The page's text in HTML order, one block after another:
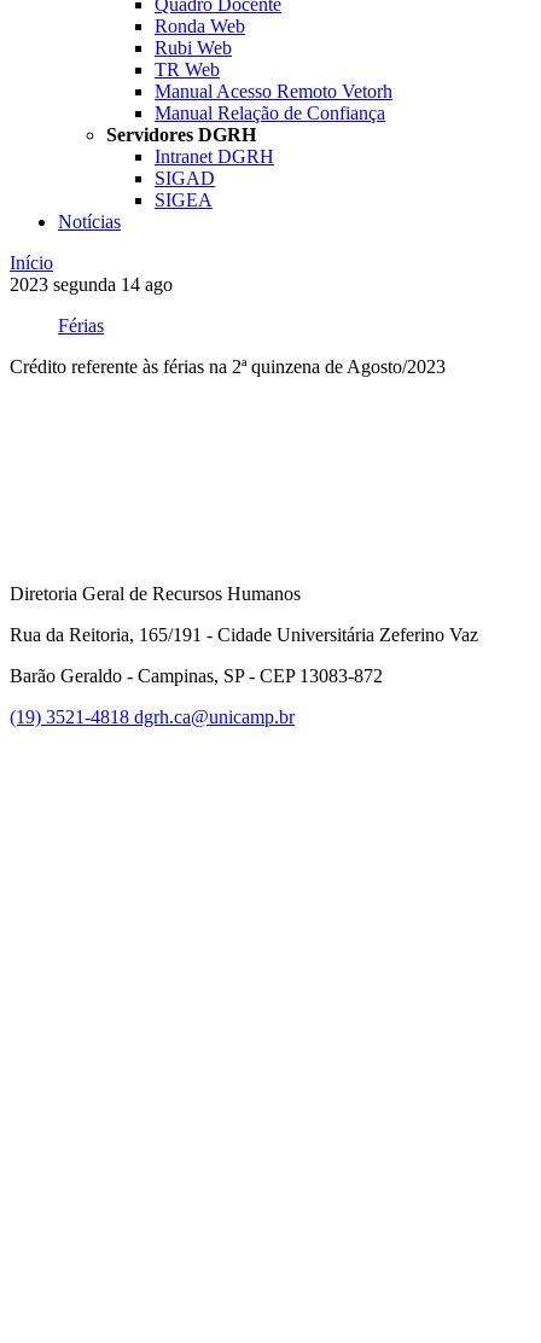
Quadro Docente
Ronda Web
Rubi Web
TR Web
Manual Acesso Remoto Vetorh
Manual Relação de Confiança
Servidores DGRH
Intranet DGRH
SIGAD
SIGEA
Notícias
Início
2023 segunda 14 ago
Férias
Crédito referente às férias na 2ª quinzena de Agosto/2023
Diretoria Geral de Recursos Humanos
Rua da Reitoria, 165/191 - Cidade Universitária Zeferino Vaz
Barão Geraldo - Campinas, SP - CEP 13083-872
(19) 3521-4818 dgrh.ca@unicamp.br